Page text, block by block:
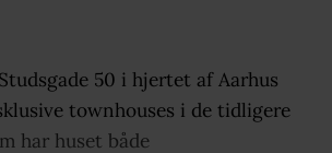
50 i hjertet af Aarhus
townhouses i de tidligere
har huset både